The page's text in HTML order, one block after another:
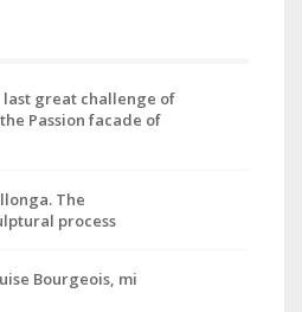
last great challenge of
Passion facade of
The
process
Bourgeois, mi